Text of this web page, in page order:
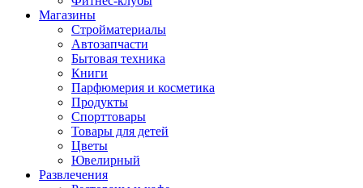
Магазины
Стройматериалы
Автозапчасти
Бытовая техника
Книги
Парфюмерия и косметика
Продукты
Спорттовары
Товары для детей
Цветы
Ювелирный
Развлечения